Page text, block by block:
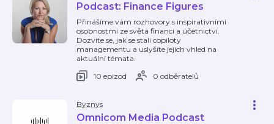
Podcast: Finance Figures
Přinášíme vám rozhovory s inspirativními
osobnostmi ze světa financí a účetnictví.
Dozvíte se, jak se stali copiloty
managementu a uslyšíte jejich vhled na
aktuální témata.
10 epizod
0 odběratelů
Byznys
Omnicom Media Podcast